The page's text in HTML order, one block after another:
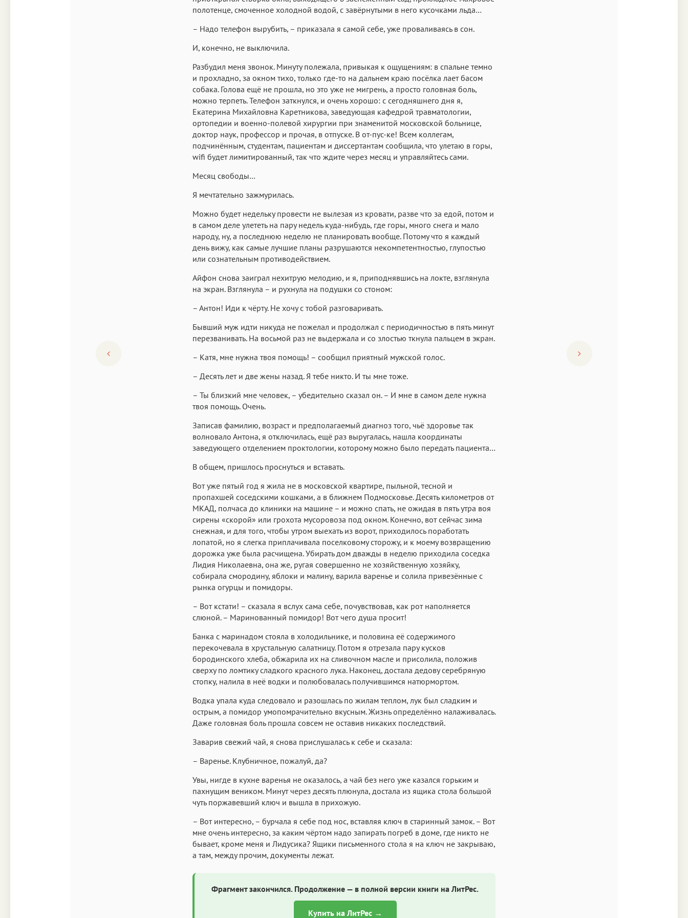
полотенце, смоченное холодной водой, с завёрнутыми в него кусочками льда…
– Надо телефон вырубить, – приказала я самой себе, уже проваливаясь в сон.
И, конечно, не выключила.
Разбудил меня звонок. Минуту полежала, привыкая к ощущениям: в спальне темно
и прохладно, за окном тихо, только где-то на дальнем краю посёлка лает басом
собака. Голова ещё не прошла, но это уже не мигрень, а просто головная боль,
можно терпеть. Телефон заткнулся, и очень хорошо: с сегодняшнего дня я,
Екатерина Михайловна Каретникова, заведующая кафедрой травматологии,
ортопедии и военно-полевой хирургии при знаменитой московской больнице,
доктор наук, профессор и прочая, в отпуске. В от-пус-ке! Всем коллегам,
подчинённым, студентам, пациентам и диссертантам сообщила, что улетаю в горы,
wifi будет лимитированный, так что ждите через месяц и управляйтесь сами.
Месяц свободы…
Я мечтательно зажмурилась.
Можно будет недельку провести не вылезая из кровати, разве что за едой, потом и
в самом деле улететь на пару недель куда-нибудь, где горы, много снега и мало
народу, ну, а последнюю неделю не планировать вообще. Потому что я каждый
день вижу, как самые лучшие планы разрушаются некомпетентностью, глупостью
или сознательным противодействием.
Айфон снова заиграл нехитрую мелодию, и я, приподнявшись на локте, взглянула
на экран. Взглянула – и рухнула на подушки со стоном:
– Антон! Иди к чёрту. Не хочу с тобой разговаривать.
Бывший муж идти никуда не пожелал и продолжал с периодичностью в пять минут
перезванивать. На восьмой раз не выдержала и со злостью ткнула пальцем в экран.
– Катя, мне нужна твоя помощь! – сообщил приятный мужской голос.
– Десять лет и две жены назад. Я тебе никто. И ты мне тоже.
– Ты близкий мне человек, – убедительно сказал он. – И мне в самом деле нужна
твоя помощь. Очень.
Записав фамилию, возраст и предполагаемый диагноз того, чьё здоровье так
волновало Антона, я отключилась, ещё раз выругалась, нашла координаты
заведующего отделением проктологии, которому можно было передать пациента…
В общем, пришлось проснуться и вставать.
Вот уже пятый год я жила не в московской квартире, пыльной, тесной и
пропахшей соседскими кошками, а в ближнем Подмосковье. Десять километров от
МКАД, полчаса до клиники на машине – и можно спать, не ожидая в пять утра воя
сирены «скорой» или грохота мусоровоза под окном. Конечно, вот сейчас зима
снежная, и для того, чтобы утром выехать из ворот, приходилось поработать
лопатой, но я слегка приплачивала поселковому сторожу, и к моему возвращению
дорожка уже была расчищена. Убирать дом дважды в неделю приходила соседка
Лидия Николаевна, она же, ругая совершенно не хозяйственную хозяйку,
собирала смородину, яблоки и малину, варила варенье и солила привезённые с
рынка огурцы и помидоры.
– Вот кстати! – сказала я вслух сама себе, почувствовав, как рот наполняется
слюной. – Маринованный помидор! Вот чего душа просит!
Банка с маринадом стояла в холодильнике, и половина её содержимого
перекочевала в хрустальную салатницу. Потом я отрезала пару кусков
бородинского хлеба, обжарила их на сливочном масле и присолила, положив
сверху по ломтику сладкого красного лука. Наконец, достала дедову серебряную
стопку, налила в неё водки и полюбовалась получившимся натюрмортом.
Водка упала куда следовало и разошлась по жилам теплом, лук был сладким и
острым, а помидор умопомрачительно вкусным. Жизнь определённо налаживалась.
Даже головная боль прошла совсем не оставив никаких последствий.
Заварив свежий чай, я снова прислушалась к себе и сказала:
– Варенье. Клубничное, пожалуй, да?
Увы, нигде в кухне варенья не оказалось, а чай без него уже казался горьким и
пахнущим веником. Минут через десять плюнула, достала из ящика стола большой
чуть поржавевший ключ и вышла в прихожую.
– Вот интересно, – бурчала я себе под нос, вставляя ключ в старинный замок. – Вот
мне очень интересно, за каким чёртом надо запирать погреб в доме, где никто не
бывает, кроме меня и Лидусика? Ящики письменного стола я на ключ не закрываю,
а там, между прочим, документы лежат.
Фрагмент закончился. Продолжение — в полной версии книги на ЛитРес.
Купить на ЛитРес →